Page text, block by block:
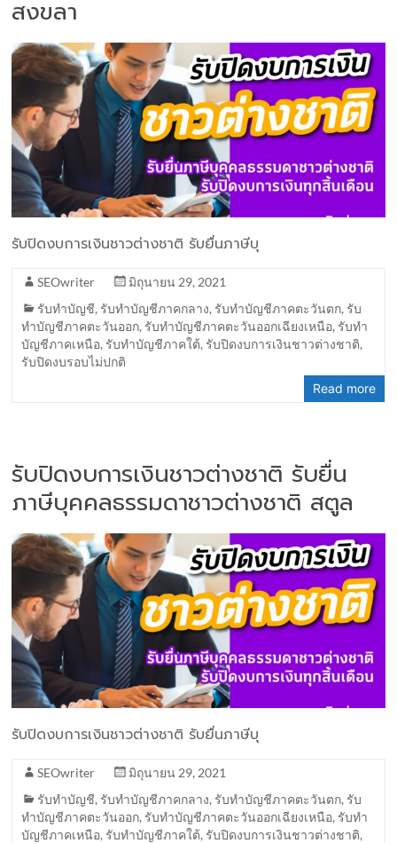
สงขลา
รับปิดงบการเงินชาวต่างชาติ รับยื่นภาษีบุ
SEOwriter
มิถุนายน 29, 2021
รับทำบัญชี, รับทำบัญชีภาคกลาง, รับทำบัญชีภาคตะวันตก, รับ
ทำบัญชีภาคตะวันออก, รับทำบัญชีภาคตะวันออกเฉียงเหนือ, รับทำ
บัญชีภาคเหนือ, รับทำบัญชีภาคใต้, รับปิดงบการเงินชาวต่างชาติ,
รับปิดงบรอบไม่ปกติ
Read more
รับปิดงบการเงินชาวต่างชาติ รับยื่น
ภาษีบุคคลธรรมดาชาวต่างชาติ สตูล
รับปิดงบการเงินชาวต่างชาติ รับยื่นภาษีบุ
SEOwriter
มิถุนายน 29, 2021
รับทำบัญชี, รับทำบัญชีภาคกลาง, รับทำบัญชีภาคตะวันตก, รับ
ทำบัญชีภาคตะวันออก, รับทำบัญชีภาคตะวันออกเฉียงเหนือ, รับทำ
บัญชีภาคเหนือ, รับทำบัญชีภาคใต้, รับปิดงบการเงินชาวต่างชาติ,